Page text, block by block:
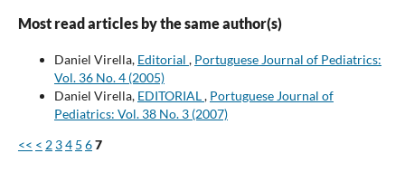
Most read articles by the same author(s)
Daniel Virella, Editorial , Portuguese Journal of Pediatrics:
Vol. 36 No. 4 (2005)
Daniel Virella, EDITORIAL, Portuguese Journal of
Pediatrics: Vol. 38 No. 3 (2007)
<< < 2 34 5 67